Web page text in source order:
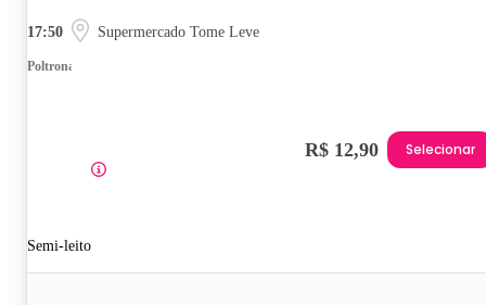
17:50 Supermercado Tome Leve
Poltrona
Semi-leito
R$ 12,90 Selecionar